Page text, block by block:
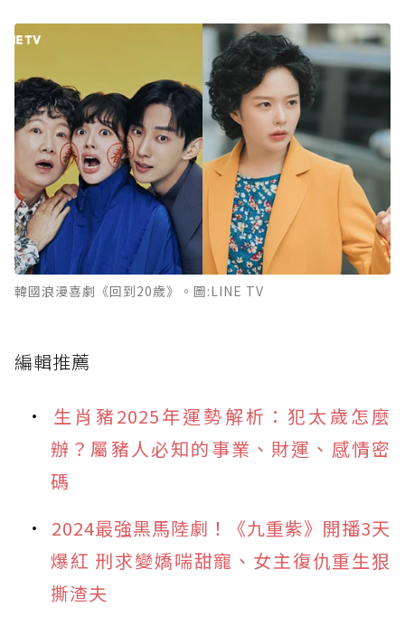
韓國浪漫喜劇《回到20歲》。圖:LINE TV
編輯推薦
生肖豬2025年運勢解析：犯太歲怎麼
辦？屬豬人必知的事業、財運、感情密
碼
2024最強黑馬陸劇！《九重紫》開播3天
爆紅 刑求變嬌喘甜寵、女主復仇重生狠
撕渣夫